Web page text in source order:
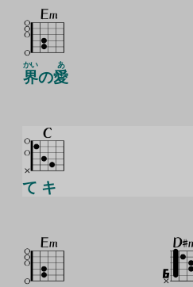
界
かい
の愛
あ
て キ